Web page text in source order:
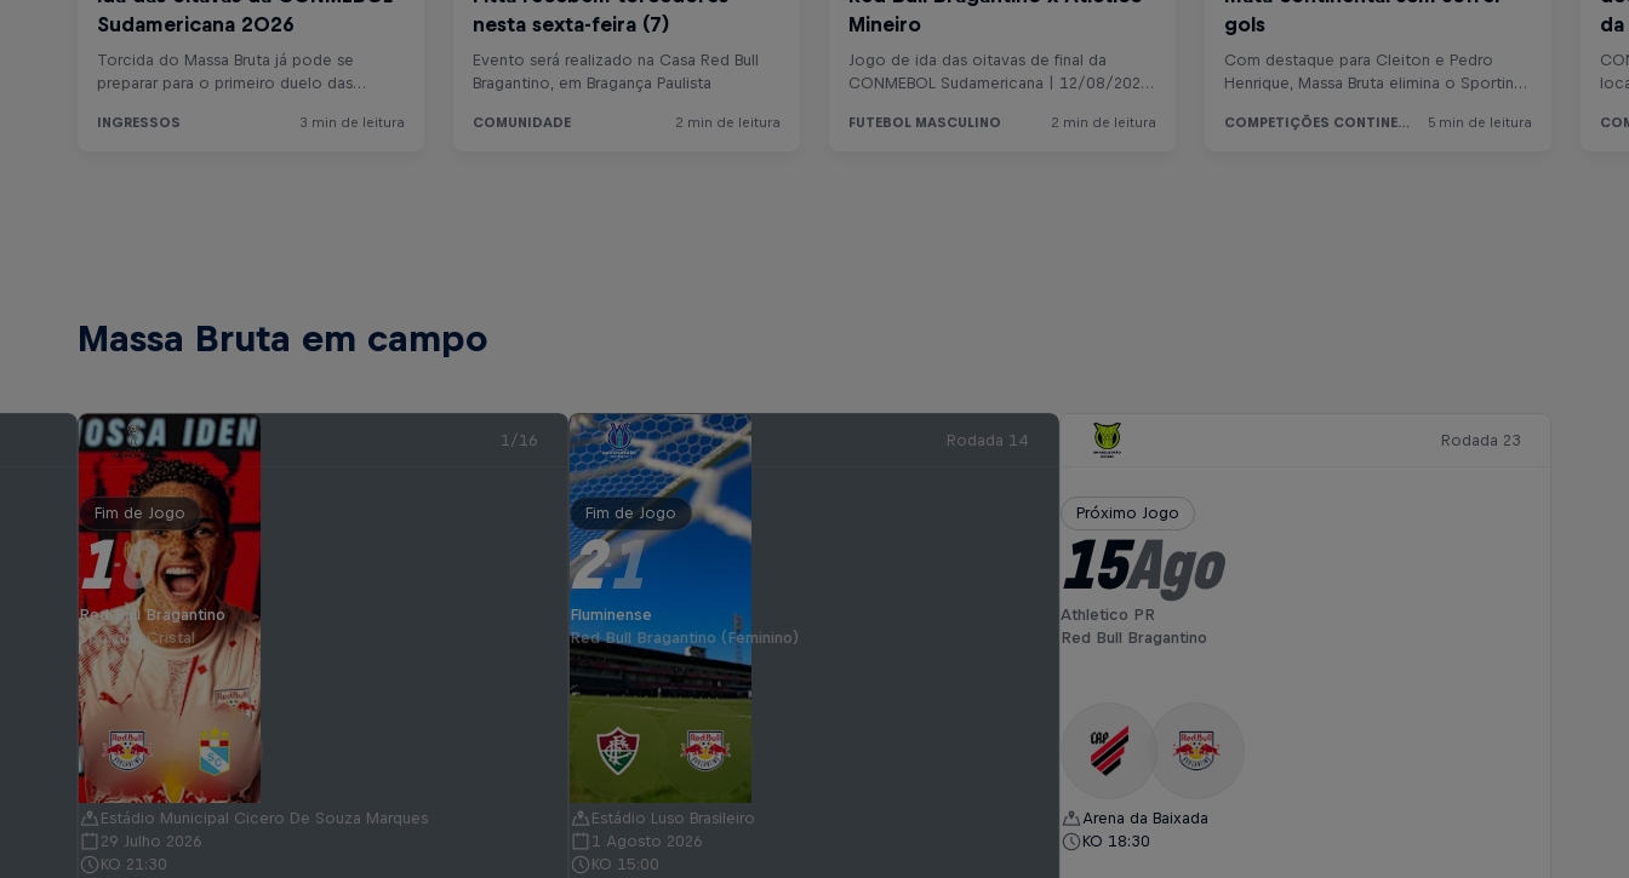
Massa Bruta em campo
1/16
Fim de Jogo
1-0
Red Bull Bragantino
Sporting Cristal
Estádio Municipal Cicero De Souza Marques
29 Julho 2026
KO 21:30
Rodada 14
Fim de Jogo
2-1
Fluminense
Red Bull Bragantino (Feminino)
Estádio Luso Brasileiro
1 Agosto 2026
KO 15:00
Rodada 23
Próximo Jogo
15Ago
Athletico PR
Red Bull Bragantino
Arena da Baixada
KO 18:30